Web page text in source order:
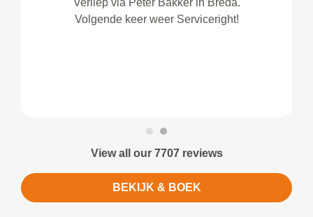
Verliep via Peter Bakker in Breda.
Volgende keer weer Serviceright!
View all our 7707 reviews
BEKIJK & BOEK